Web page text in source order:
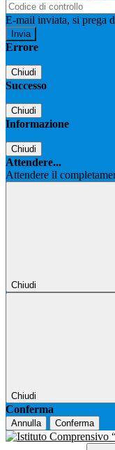
E-mail inviata, si prega
Errore
Chiudi
Successo
Chiudi
Informazione
Chiudi
Attendere...
Attendere il
Chiudi
Chiudi
Conferma
Annulla Conferma